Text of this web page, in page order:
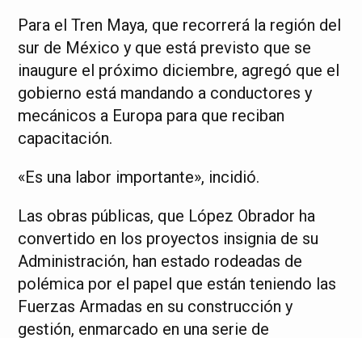
Para el Tren Maya, que recorrerá la región del
sur de México y que está previsto que se
inaugure el próximo diciembre, agregó que el
gobierno está mandando a conductores y
mecánicos a Europa para que reciban
capacitación.
«Es una labor importante», incidió.
Las obras públicas, que López Obrador ha
convertido en los proyectos insignia de su
Administración, han estado rodeadas de
polémica por el papel que están teniendo las
Fuerzas Armadas en su construcción y
gestión, enmarcado en una serie de